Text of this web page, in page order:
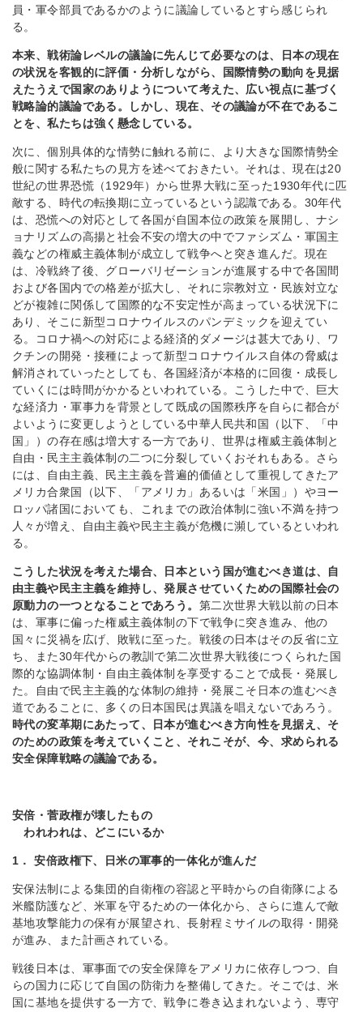
員・軍令部員であるかのように議論しているとすら感じられ
る。
本来、戦術論レベルの議論に先んじて必要なのは、日本の現在
の状況を客観的に評価・分析しながら、国際情勢の動向を見据
えたうえで国家のありようについて考えた、広い視点に基づく
戦略論的議論である。しかし、現在、その議論が不在であるこ
とを、私たちは強く懸念している。
次に、個別具体的な情勢に触れる前に、より大きな国際情勢全
般に関する私たちの見方を述べておきたい。それは、現在は20
世紀の世界恐慌（1929年）から世界大戦に至った1930年代に匹
敵する、時代の転換期に立っているという認識である。30年代
は、恐慌への対応として各国が自国本位の政策を展開し、ナシ
ョナリズムの高揚と社会不安の増大の中でファシズム・軍国主
義などの権威主義体制が成立して戦争へと突き進んだ。現在
は、冷戦終了後、グローバリゼーションが進展する中で各国間
および各国内での格差が拡大し、それに宗教対立・民族対立な
どが複雑に関係して国際的な不安定性が高まっている状況下に
あり、そこに新型コロナウイルスのパンデミックを迎えてい
る。コロナ禍への対応による経済的ダメージは甚大であり、ワ
クチンの開発・接種によって新型コロナウイルス自体の脅威は
解消されていったとしても、各国経済が本格的に回復・成長し
ていくには時間がかかるといわれている。こうした中で、巨大
な経済力・軍事力を背景として既成の国際秩序を自らに都合が
よいように変更しようとしている中華人民共和国（以下、「中
国」）の存在感は増大する一方であり、世界は権威主義体制と
自由・民主主義体制の二つに分裂していくおそれもある。さら
には、自由主義、民主主義を普遍的価値として重視してきたア
メリカ合衆国（以下、「アメリカ」あるいは「米国」）やヨー
ロッパ諸国においても、これまでの政治体制に強い不満を持つ
人々が増え、自由主義や民主主義が危機に瀕しているといわれ
る。
こうした状況を考えた場合、日本という国が進むべき道は、自
由主義や民主主義を維持し、発展させていくための国際社会の
原動力の一つとなることであろう。 第二次世界大戦以前の日本
は、軍事に偏った権威主義体制の下で戦争に突き進み、他の
国々に災禍を広げ、敗戦に至った。戦後の日本はその反省に立
ち、また30年代からの教訓で第二次世界大戦後につくられた国
際的な協調体制・自由主義体制を享受することで成長・発展し
た。自由で民主主義的な体制の維持・発展こそ日本の進むべき
道であることに、多くの日本国民は異議を唱えないであろう。
時代の変革期にあたって、日本が進むべき方向性を見据え、そ
のための政策を考えていくこと、それこそが、今、求められる
安全保障戦略の議論である。
安倍・菅政権が壊したもの
われわれは、どこにいるか
1． 安倍政権下、日米の軍事的一体化が進んだ
安保法制による集団的自衛権の容認と平時からの自衛隊による
米艦防護など、米軍を守るための一体化から、さらに進んで敵
基地攻撃能力の保有が展望され、長射程ミサイルの取得・開発
が進み、また計画されている。
戦後日本は、軍事面での安全保障をアメリカに依存しつつ、自
らの国力に応じて自国の防衛力を整備してきた。そこでは、米
国に基地を提供する一方で、戦争に巻き込まれないよう、専守